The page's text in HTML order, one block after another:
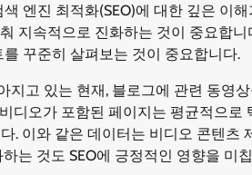
엔진 최적화(SEO)에 대한 깊은 이
지속적으로 진화하는 것이 중요합
꾸준히 살펴보는 것이 중요합니다.
지고 있는 현재, 블로그에 관련 동영
디오가 포함된 페이지는 평균적으
. 이와 같은 데이터는 비디오 콘텐츠
는 것도 SEO에 긍정적인 영향을 미